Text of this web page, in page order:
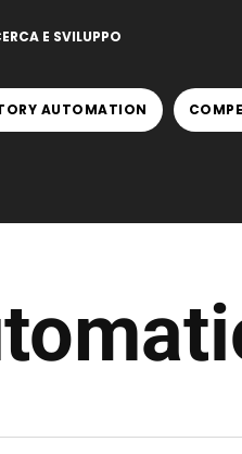
E SVILUPPO
AUTOMATION